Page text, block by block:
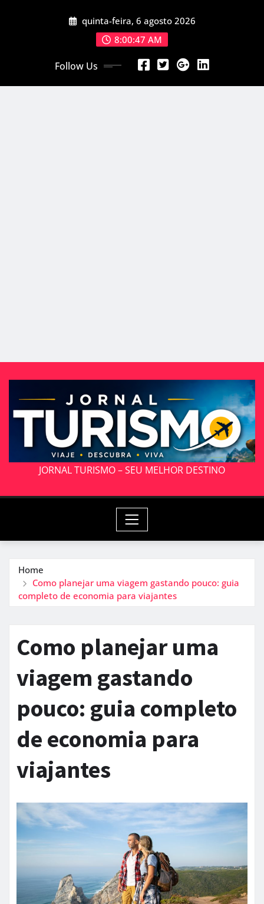
quinta-feira, 6 agosto 2026
8:00:49 AM
Follow Us
JORNAL TURISMO – SEU MELHOR DESTINO
Home
Como planejar uma viagem gastando pouco: guia
completo de economia para viajantes
Como planejar uma
viagem gastando
pouco: guia completo
de economia para
viajantes